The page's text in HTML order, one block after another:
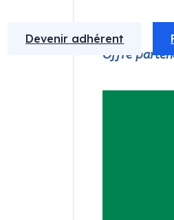
Devenir adhérent
Offre